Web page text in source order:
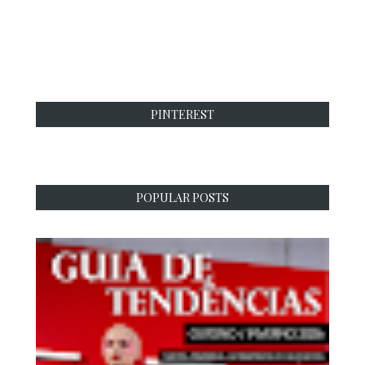
PINTEREST
POPULAR POSTS